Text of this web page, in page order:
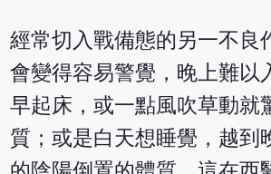
經常切入戰備態的另一不良
會變得容易警覺，晚上難以
早起床，或一點風吹草動就
質；或是白天想睡覺，越到